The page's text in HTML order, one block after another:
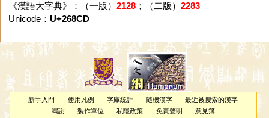
《漢語大字典》：（一版） 2128；（二版） 2283
Unicode： U+268CD
新手入門 使用凡例 字庫統計 隨機漢字
最近被搜索的漢字
鳴謝
製作單位 私隱政策 免責聲明 意見簿